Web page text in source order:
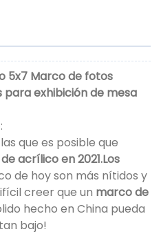
5x7 Marco de fotos
exhibición de mesa
que es posible que
acrílico en 2021.Los
de hoy son más nítidos y
creer que un marco de
hecho en China pueda
bajo!